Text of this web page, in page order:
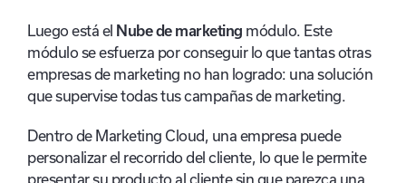
Luego está el Nube de marketing módulo. Este
módulo se esfuerza por conseguir lo que tantas otras
empresas de marketing no han logrado: una solución
que supervise todas tus campañas de marketing.
Dentro de Marketing Cloud, una empresa puede
personalizar el recorrido del cliente, lo que le permite
presentar su producto al cliente sin que parezca una